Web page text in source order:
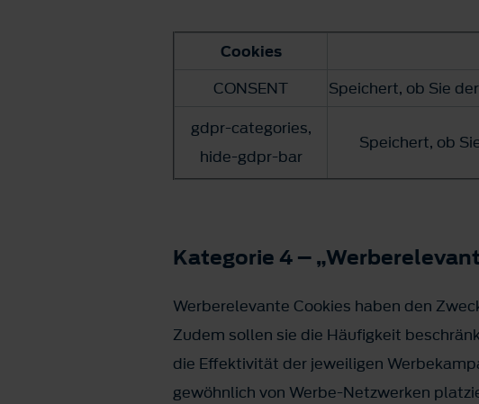
Cookies
CONSENT
Speichert, ob Sie
gdpr-categories,
hide-gdpr-bar
Speichert, ob
Kategorie 4 –
Werberelevante Cookies haben den
Zudem sollen sie die Häufigkeit
die Effektivität der jeweiligen
gewöhnlich von Werbe-Netzwerken